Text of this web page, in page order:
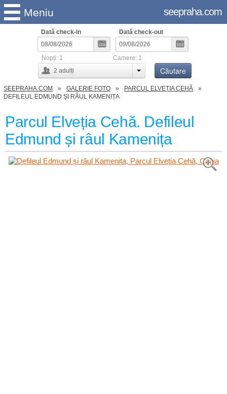
Meniu seepraha.com
Dată check-in Dată check-out
2 adulți
Nopți: 1 Camere: 1
Căutare
SEEPRAHA.COM GALERIE FOTO
PARCUL ELVEȚIA CEHĂ
DEFILEUL EDMUND ȘI RÂUL KAMENIȚA
Parcul Elveția Cehă. Defileul
Edmund și râul Kamenița